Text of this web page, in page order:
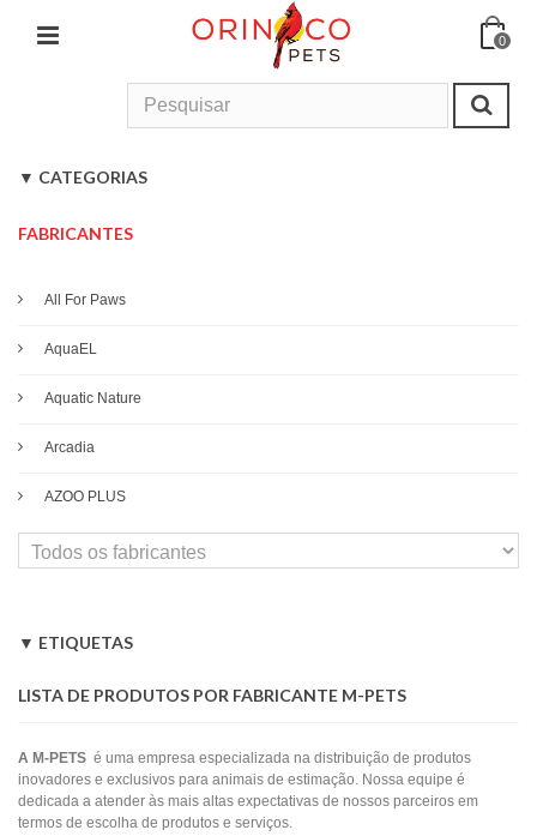
0
CATEGORIAS
Répteis
FABRICANTES
All For Paws
AquaEL
Aquatic Nature
Arcadia
AZOO PLUS
ETIQUETAS
LISTA DE PRODUTOS POR FABRICANTE M-PETS
A M-PETS é uma empresa especializada na distribuição de produtos
inovadores e exclusivos para animais de estimação. Nossa equipe é
dedicada a atender às mais altas expectativas de nossos parceiros em
termos de escolha de produtos e serviços.